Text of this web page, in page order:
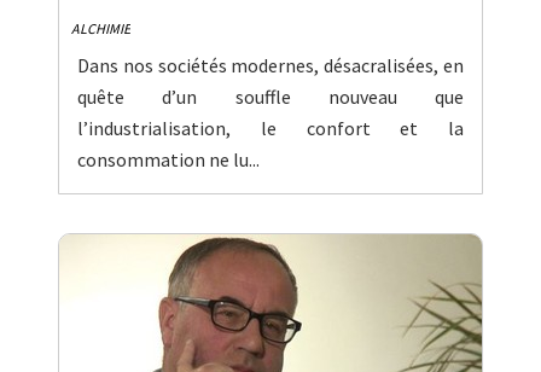
ALCHIMIE
Dans nos sociétés modernes, désacralisées, en
quête d’un souffle nouveau que
l’industrialisation, le confort et la
consommation ne lu...